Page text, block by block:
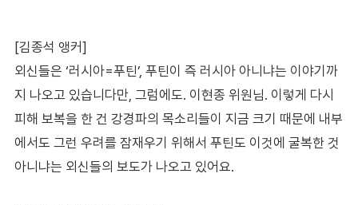
[김종석 앵커]
외신들은 ‘러시아=푸틴’, 푸틴이 즉 러시아 아니냐는 이야기까
지 나오고 있습니다만, 그럼에도. 이현종 위원님. 이렇게 다시
피해 보복을 한 건 강경파의 목소리들이 지금 크기 때문에 내부
에서도 그런 우려를 잠재우기 위해서 푸틴도 이것에 굴복한 것
아니냐는 외신들의 보도가 나오고 있어요.